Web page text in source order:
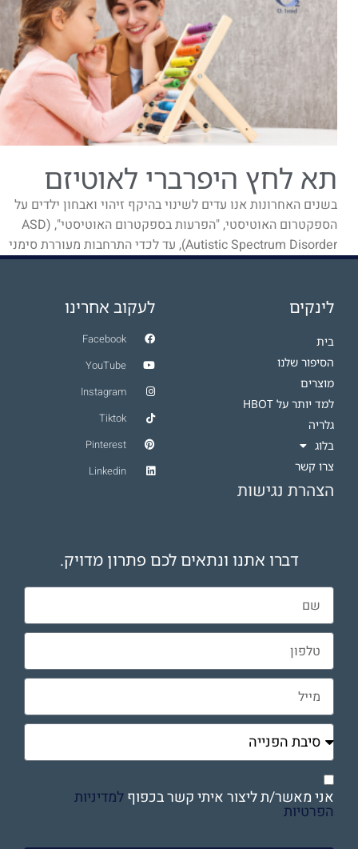
תא לחץ היפרברי לאוטיזם
בשנים האחרונות אנו עדים לשינוי בהיקף זיהוי ואבחון ילדים על
הספקטרום האוטיסטי, "הפרעות בספקטרום האוטיסטי", ASD)
Autistic Spectrum Disorder), עד לכדי התרחבות מעוררת סימני
שאלה.
לינקים
בית
הסיפור שלנו
מוצרים
למד יותר על HBOT​
גלריה
בלוג
צרו קשר
הצהרת נגישות
לעקוב אחרינו
Facebook
YouTube
Instagram
Tiktok
Pinterest
Linkedin
דברו אתנו ונתאים לכם פתרון מדויק.
אני מאשר/ת ליצור איתי קשר בכפוףלמדיניות
הפרטיות